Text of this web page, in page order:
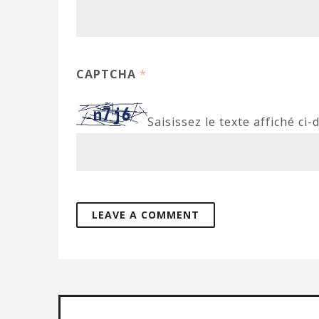
CAPTCHA *
Saisissez le texte affiché ci-